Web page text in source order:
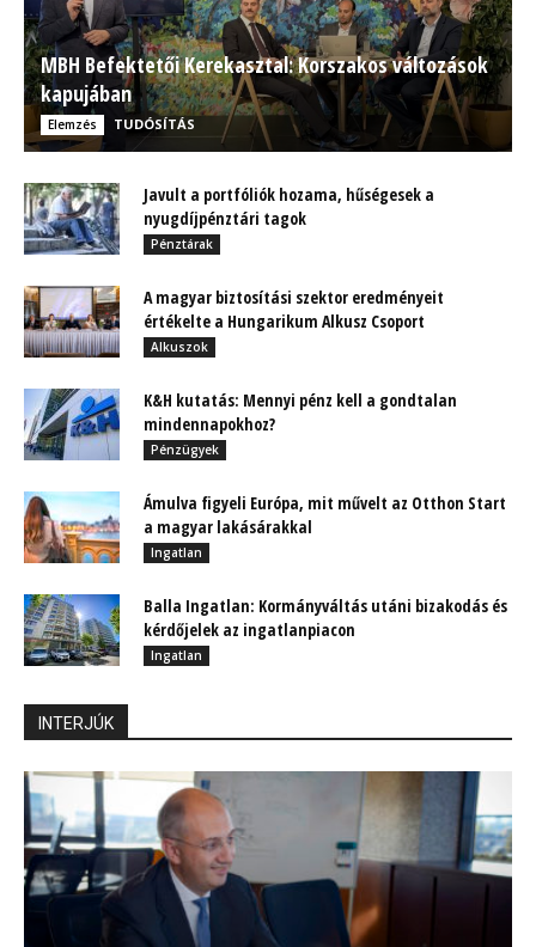
MBH Befektetői Kerekasztal: Korszakos változások
kapujában
Elemzés TUDÓSÍTÁS
Javult a portfóliók hozama, hűségesek a
nyugdíjpénztári tagok
Pénztárak
A magyar biztosítási szektor eredményeit
értékelte a Hungarikum Alkusz Csoport
Alkuszok
K&H kutatás: Mennyi pénz kell a gondtalan
mindennapokhoz?
Pénzügyek
Ámulva figyeli Európa, mit művelt az Otthon Start
a magyar lakásárakkal
Ingatlan
Balla Ingatlan: Kormányváltás utáni bizakodás és
kérdőjelek az ingatlanpiacon
Ingatlan
INTERJÚK